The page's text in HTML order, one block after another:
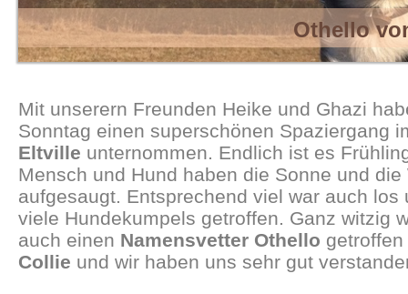
Othello
Mit unserern Freunden Heike und Ghazi
Sonntag einen superschönen Spaziergang
Eltville unternommen. Endlich ist es
Mensch und Hund haben die Sonne und
aufgesaugt. Entsprechend viel war auch los
viele Hundekumpels getroffen. Ganz witzig
auch einen Namensvetter Othello
Collie und wir haben uns sehr gut